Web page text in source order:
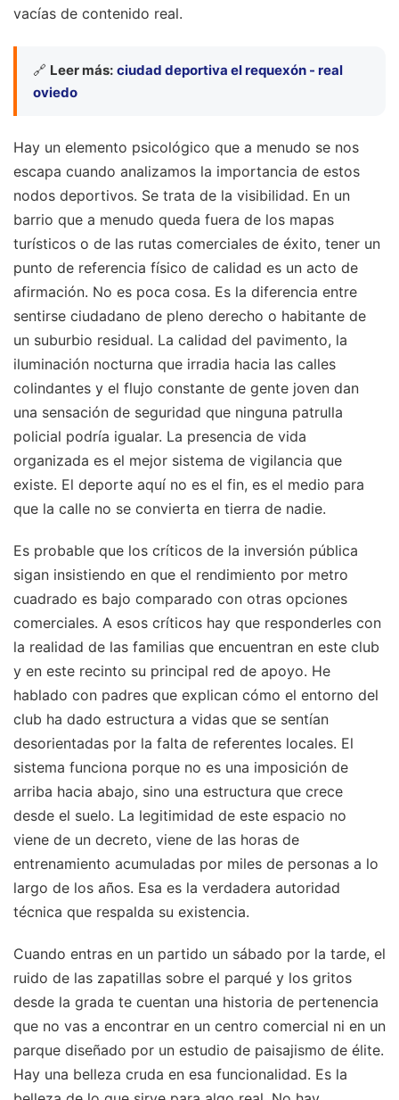
vacías de contenido real.
🔗 Leer más: ciudad deportiva el requexón - real
oviedo
Hay un elemento psicológico que a menudo se nos
escapa cuando analizamos la importancia de estos
nodos deportivos. Se trata de la visibilidad. En un
barrio que a menudo queda fuera de los mapas
turísticos o de las rutas comerciales de éxito, tener un
punto de referencia físico de calidad es un acto de
afirmación. No es poca cosa. Es la diferencia entre
sentirse ciudadano de pleno derecho o habitante de
un suburbio residual. La calidad del pavimento, la
iluminación nocturna que irradia hacia las calles
colindantes y el flujo constante de gente joven dan
una sensación de seguridad que ninguna patrulla
policial podría igualar. La presencia de vida
organizada es el mejor sistema de vigilancia que
existe. El deporte aquí no es el fin, es el medio para
que la calle no se convierta en tierra de nadie.
Es probable que los críticos de la inversión pública
sigan insistiendo en que el rendimiento por metro
cuadrado es bajo comparado con otras opciones
comerciales. A esos críticos hay que responderles con
la realidad de las familias que encuentran en este club
y en este recinto su principal red de apoyo. He
hablado con padres que explican cómo el entorno del
club ha dado estructura a vidas que se sentían
desorientadas por la falta de referentes locales. El
sistema funciona porque no es una imposición de
arriba hacia abajo, sino una estructura que crece
desde el suelo. La legitimidad de este espacio no
viene de un decreto, viene de las horas de
entrenamiento acumuladas por miles de personas a lo
largo de los años. Esa es la verdadera autoridad
técnica que respalda su existencia.
Cuando entras en un partido un sábado por la tarde, el
ruido de las zapatillas sobre el parqué y los gritos
desde la grada te cuentan una historia de pertenencia
que no vas a encontrar en un centro comercial ni en un
parque diseñado por un estudio de paisajismo de élite.
Hay una belleza cruda en esa funcionalidad. Es la